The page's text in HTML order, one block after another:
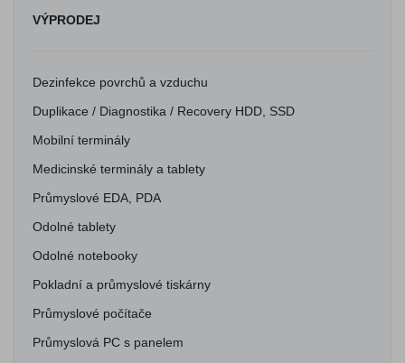
VÝPRODEJ
Dezinfekce povrchů a vzduchu
Duplikace / Diagnostika / Recovery HDD, SSD
Mobilní terminály
Medicinské terminály a tablety
Průmyslové EDA, PDA
Odolné tablety
Odolné notebooky
Pokladní a průmyslové tiskárny
Průmyslové počítače
Průmyslová PC s panelem